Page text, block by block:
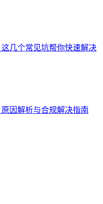
几个常见坑帮你快速解决
因解析与合规解决指南